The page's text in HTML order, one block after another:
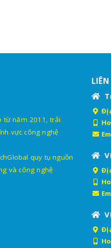
từ năm 2011, trải
vực công nghệ
quy tụ nguồn
và công nghệ
LIÊN